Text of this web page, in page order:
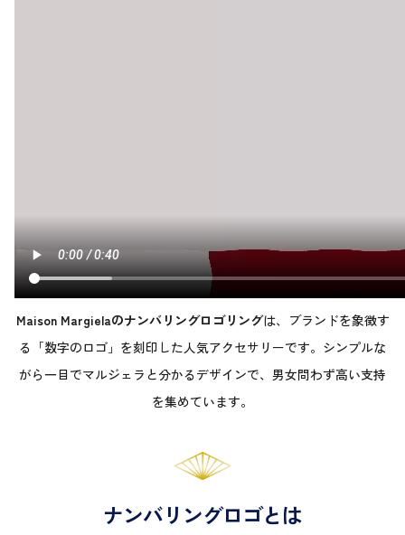
Maison Margielaのナンバリングロゴリングは、ブランドを象徴す
る「数字のロゴ」を刻印した人気アクセサリーです。シンプルな
がら一目でマルジェラと分かるデザインで、男女問わず高い支持
を集めています。
ナンバリングロゴとは